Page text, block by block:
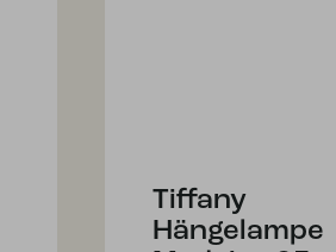
Tiffany
Hängelampe